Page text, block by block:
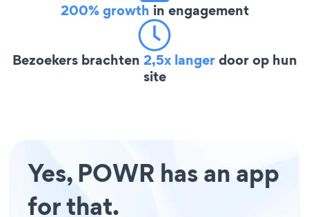
200% growth in engagement
Bezoekers brachten 2,5x langerdoor op hun
site
Yes, POWR has an app
for that.